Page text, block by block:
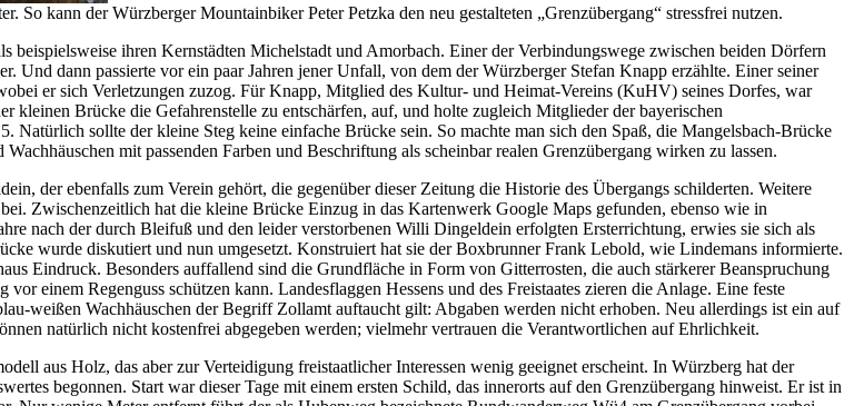
So kann der Würzberger Mountainbiker Peter Petzka den neu gestalteten „Grenzübergang“ stressfrei nutzen.
beispielsweise ihren Kernstädten Michelstadt und Amorbach. Einer der Verbindungswege zwischen beiden Dörfern
Und dann passierte vor ein paar Jahren jener Unfall, von dem der Würzberger Stefan Knapp erzählte. Einer seiner
er sich Verletzungen zuzog. Für Knapp, Mitglied des Kultur- und Heimat-Vereins (KuHV) seines Dorfes, war
kleinen Brücke die Gefahrenstelle zu entschärfen, auf, und holte zugleich Mitglieder der bayerischen
sollte der kleine Steg keine einfache Brücke sein. So machte man sich den Spaß, die Mangelsbach-Brücke
mit passenden Farben und Beschriftung als scheinbar realen Grenzübergang wirken zu lassen.
der ebenfalls zum Verein gehört, die gegenüber dieser Zeitung die Historie des Übergangs schilderten. Weitere
Zwischenzeitlich hat die kleine Brücke Einzug in das Kartenwerk Google Maps gefunden, ebenso wie in
nach der durch Bleifuß und den leider verstorbenen Willi Dingeldein erfolgten Ersterrichtung, erwies sie sich als
wurde diskutiert und nun umgesetzt. Konstruiert hat sie der Boxbrunner Frank Lebold, wie Lindemans informierte.
Eindruck. Besonders auffallend sind die Grundfläche in Form von Gitterrosten, die auch stärkerer Beanspruchung
einem Regenguss schützen kann. Landesflaggen Hessens und des Freistaates zieren die Anlage. Eine feste
weißen Wachhäuschen der Begriff Zollamt auftaucht gilt: Abgaben werden nicht erhoben. Neu allerdings ist ein auf
natürlich nicht kostenfrei abgegeben werden; vielmehr vertrauen die Verantwortlichen auf Ehrlichkeit.
aus Holz, das aber zur Verteidigung freistaatlicher Interessen wenig geeignet erscheint. In Würzberg hat der
begonnen. Start war dieser Tage mit einem ersten Schild, das innerorts auf den Grenzübergang hinweist. Er ist in